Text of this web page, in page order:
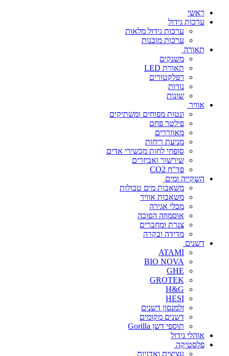
ראשי
ערכות גידול
ערכות גידול מלאות
ערכות מובנות
תאורה
משנקים
תאורת LED
רפלקטורים
נורות
שונות
אוויר
ונטות מפוחים ומשתיקים
פילטר פחם
מאווררים
מניעת ריחות
סופחי לחות מכשירי אדים
שירשור ואביזרים
פד"ח CO2
השקייה ומים
משאבות מים טבולות
משאבות אוויר
מכלי אגירה
אוסמוזה הפוכה
צנרת ומחברים
מדידה ובקרה
דשנים
ATAMI
BIO NOVA
GHE
GROTEK
H&G
HESI
זלמנסון דשנים
דשנים מקומים
תוספי דשן Gorilla
אוהלי גידול
פלסטיקה
עציצים ואדניות